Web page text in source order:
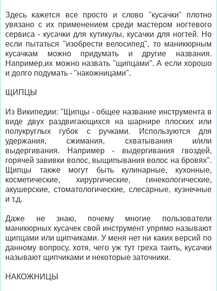
Здесь кажется все просто и слово "кусачки" плотно
увязано с их применением среди мастером ногтевого
сервиса - кусачки для кутикулы, кусачки для ногтей. Но
если пытаться "изобрести велосипед", то маникюрным
кусачкам можно придумать и другие названия.
Например,их можно назвать "щипцами". А если хорошо
и долго подумать - "накожницами".
ЩИПЦЫ
Из Википедии: "Щипцы - общее название инструмента в
виде двух раздвигающихся на шарнире плоских или
полукруглых губок с ручками. Используются для
удержания, сжимания, схватывания и/или
выдергивания. Например - выдергивания гвоздей,
горячей завивки волос, выщипывания волос на бровях".
Щипцы также могут быть кулинарные, кухонные,
косметические, хирургические, гинекологические,
акушерские, стоматологические, слесарные, кузнечные
и т.д.
Даже не знаю, почему многие пользователи
маникюрных кусачек свой инструмент упрямо называют
щипцами или щипчиками. У меня нет ни каких версий по
данному вопросу, хотя, чего уж тут греха таить, кусачки
называют щипчиками и некоторые заточники.
НАКОЖНИЦЫ